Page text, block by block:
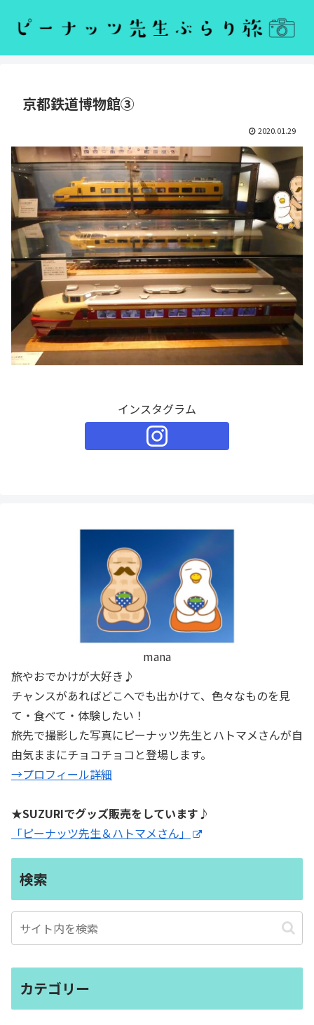
京都鉄道博物館③
2020.01.29
インスタグラム
mana
旅やおでかけが大好き♪
チャンスがあればどこへでも出かけて、色々なものを見
て・食べて・体験したい！
旅先で撮影した写真にピーナッツ先生とハトマメさんが自
由気ままにチョコチョコと登場します。
→プロフィール詳細
★SUZURIでグッズ販売をしています♪
「ピーナッツ先生＆ハトマメさん」
検索
カテゴリー